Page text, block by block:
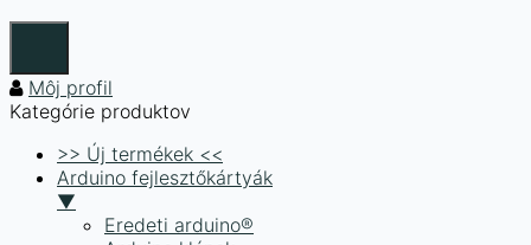
Môj profil
Kategórie produktov
>> Új termékek <<
Arduino fejlesztőkártyák
▼
Eredeti arduino®